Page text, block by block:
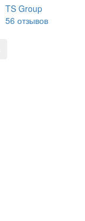
TS Group
56 отзывов